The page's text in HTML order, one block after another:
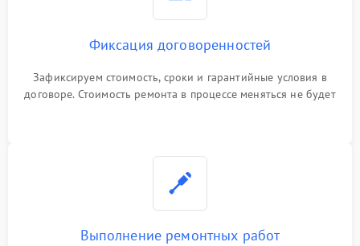
Фиксация договоренностей
Зафиксируем стоимость, сроки и гарантийные условия в
договоре. Стоимость ремонта в процессе меняться не будет
Выполнение ремонтных работ